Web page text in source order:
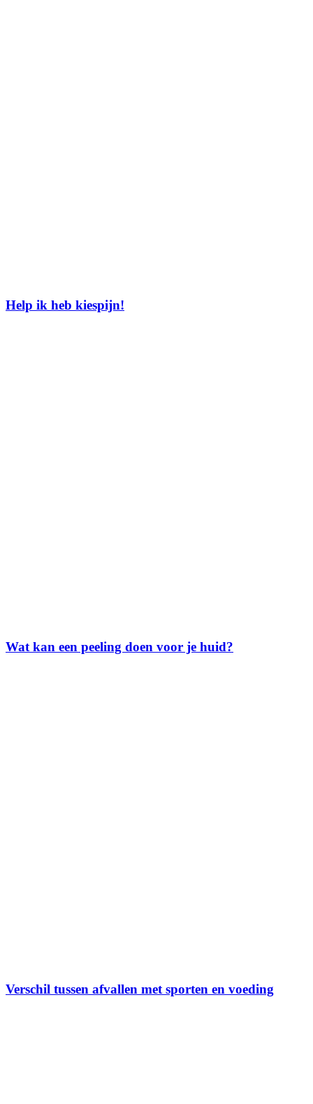
Help ik heb kiespijn!
Wat kan een peeling doen voor je huid?
Verschil tussen afvallen met sporten en voeding